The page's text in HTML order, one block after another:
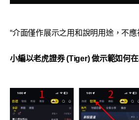
“介面僅作展示之用和說明用途，不應
小編以老虎證券 (Tiger) 做示範如何